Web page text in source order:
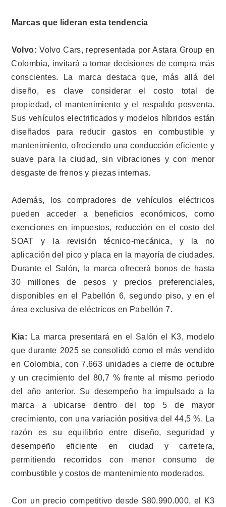
Marcas que lideran esta tendencia
Volvo: Volvo Cars, representada por Astara Group en
Colombia, invitará a tomar decisiones de compra más
conscientes. La marca destaca que, más allá del
diseño, es clave considerar el costo total de
propiedad, el mantenimiento y el respaldo posventa.
Sus vehículos electrificados y modelos híbridos están
diseñados para reducir gastos en combustible y
mantenimiento, ofreciendo una conducción eficiente y
suave para la ciudad, sin vibraciones y con menor
desgaste de frenos y piezas internas.
Además, los compradores de vehículos eléctricos
pueden acceder a beneficios económicos, como
exenciones en impuestos, reducción en el costo del
SOAT y la revisión técnico-mecánica, y la no
aplicación del pico y placa en la mayoría de ciudades.
Durante el Salón, la marca ofrecerá bonos de hasta
30 millones de pesos y precios preferenciales,
disponibles en el Pabellón 6, segundo piso, y en el
área exclusiva de eléctricos en Pabellón 7.
Kia: La marca presentará en el Salón el K3, modelo
que durante 2025 se consolidó como el más vendido
en Colombia, con 7.663 unidades a cierre de octubre
y un crecimiento del 80,7 % frente al mismo periodo
del año anterior. Su desempeño ha impulsado a la
marca a ubicarse dentro del top 5 de mayor
crecimiento, con una variación positiva del 44,5 %. La
razón es su equilibrio entre diseño, seguridad y
desempeño eficiente en ciudad y carretera,
permitiendo recorridos con menor consumo de
combustible y costos de mantenimiento moderados.
Con un precio competitivo desde $80.990.000, el K3